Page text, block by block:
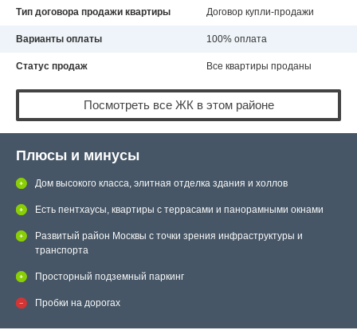
Тип договора продажи квартиры Договор купли-продажи
Варианты оплаты 100% оплата
Статус продаж Все квартиры проданы
Посмотреть все ЖК в этом районе
Плюсы и минусы
Дом высокого класса, элитная отделка здания и холлов
Есть пентхаусы, квартиры с террасами и панорамными окнами
Развитый район Москвы с точки зрения инфраструктуры и
транспорта
Просторный подземный паркинг
Пробки на дорогах